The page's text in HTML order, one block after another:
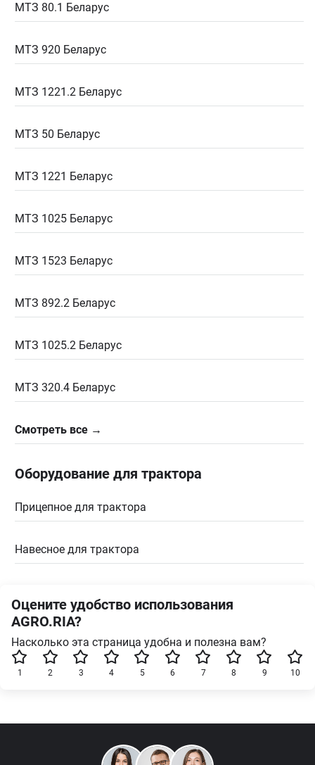
МТЗ 80.1 Беларус
МТЗ 920 Беларус
МТЗ 1221.2 Беларус
МТЗ 50 Беларус
МТЗ 1221 Беларус
МТЗ 1025 Беларус
МТЗ 1523 Беларус
МТЗ 892.2 Беларус
МТЗ 1025.2 Беларус
МТЗ 320.4 Беларус
Смотреть все →
Оборудование для трактора
Прицепное для трактора
Навесное для трактора
Оцените удобство использования
AGRO.RIA?
Насколько эта страница удобна и полезна вам?
10
9
8
7
6
5
4
3
2
1